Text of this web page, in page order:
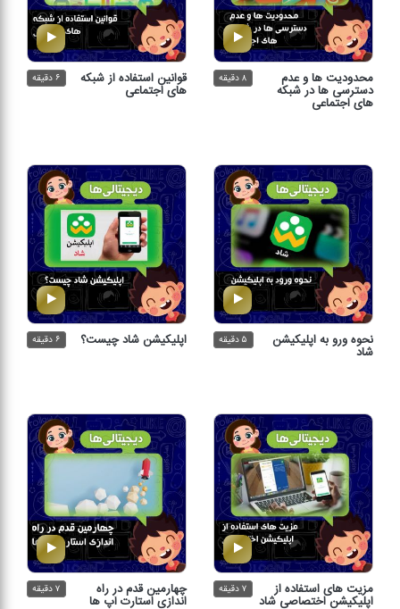
محدودیت ها و عدم
دسترسی ها در شبكه
های اجتماعی
۸ دقیقه قوانین استفاده از شبكه
های اجتماعی
۶ دقیقه
نحوه ورو به اپلیكیشن
شاد
۵ دقیقه اپلیكیشن شاد چیست؟ ۶ دقیقه
مزیت های استفاده از
اپلیكیشن اختصاصی شاد
۷ دقیقه چهارمین قدم در راه
اندازی استارت آپ ها
۷ دقیقه